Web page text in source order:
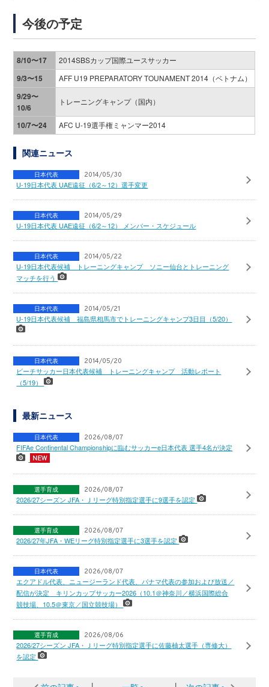
今後の予定
8/10〜17 2014SBSカップ国際ユースサッカー
9/3〜15 AFF U19 PREPARATORY TOUNAMENT 2014（ベトナム）
9/29〜
10/6
トレーニングキャンプ（国内）
10/7〜24 AFC U-19選手権ミャンマー2014
関連ニュース
日本代表 2014/05/30
U-19日本代表 UAE遠征（6/2～12）選手変更
日本代表 2014/05/29
U-19日本代表 UAE遠征（6/2～12） メンバー・スケジュール
日本代表 2014/05/22
U-19日本代表候補 トレーニングキャンプ ソニー仙台とトレーニング
マッチを行う
日本代表 2014/05/21
U-19日本代表候補 福島県相馬市でトレーニングキャンプ3日目（5/20）
日本代表 2014/05/20
ビーチサッカー日本代表候補 トレーニングキャンプ 活動レポート
（5/19）
最新ニュース
日本代表 2026/08/07
FIFAe Continental Championshipに臨むサッカーe日本代表 選手4名が決定
選手育成 2026/08/07
2026/27シーズン JFA・Ｊリーグ特別指定選手に9選手を認定
選手育成 2026/08/07
2026/27年JFA・WEリーグ特別指定選手に3選手を認定
日本代表 2026/08/07
エクアドル代表、ニュージーランド代表、パナマ代表の参加および放送／
配信が決定 キリンカップサッカー2026（10.1＠神奈川／横浜国際総合
競技場、10.5＠東京／国立競技場）
選手育成 2026/08/06
2026/27シーズン JFA・Ｊリーグ特別指定選手に佐藤柚太選手（専修大）
を認定